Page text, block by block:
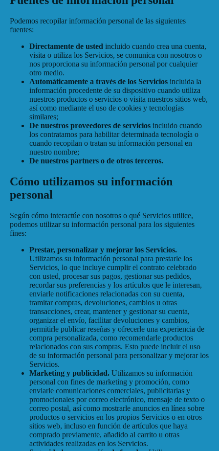
Podemos recopilar información personal de las siguientes
fuentes:
Directamente de usted incluido cuando crea una cuenta,
visita o utiliza los Servicios, se comunica con nosotros o
nos proporciona su información personal por cualquier
otro medio.
Automáticamente a través de los Servicios incluida la
información procedente de su dispositivo cuando utiliza
nuestros productos o servicios o visita nuestros sitios web,
así como mediante el uso de cookies y tecnologías
similares;
De nuestros proveedores de servicios incluido cuando
los contratamos para habilitar determinada tecnología o
cuando recopilan o tratan su información personal en
nuestro nombre;
De nuestros partners o de otros terceros.
Cómo utilizamos su información
personal
Según cómo interactúe con nosotros o qué Servicios utilice,
podemos utilizar su información personal para los siguientes
fines:
Prestar, personalizar y mejorar los Servicios.
Utilizamos su información personal para prestarle los
Servicios, lo que incluye cumplir el contrato celebrado
con usted, procesar sus pagos, gestionar sus pedidos,
recordar sus preferencias y los artículos que le interesan,
enviarle notificaciones relacionadas con su cuenta,
tramitar compras, devoluciones, cambios u otras
transacciones, crear, mantener y gestionar su cuenta,
organizar el envío, facilitar devoluciones y cambios,
permitirle publicar reseñas y ofrecerle una experiencia de
compra personalizada, como recomendarle productos
relacionados con sus compras. Esto puede incluir el uso
de su información personal para personalizar y mejorar los
Servicios.
Marketing y publicidad. Utilizamos su información
personal con fines de marketing y promoción, como
enviarle comunicaciones comerciales, publicitarias y
promocionales por correo electrónico, mensaje de texto o
correo postal, así como mostrarle anuncios en línea sobre
productos o servicios en los propios Servicios o en otros
sitios web, incluso en función de artículos que haya
comprado previamente, añadido al carrito u otras
actividades realizadas en los Servicios.